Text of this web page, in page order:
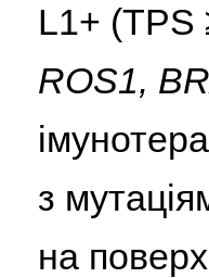
L1+ (TPS
ROS1,
з
на